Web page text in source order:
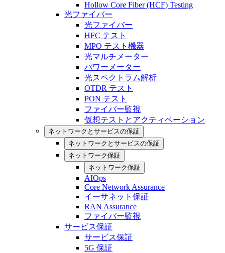
Hollow Core Fiber (HCF) Testing
光ファイバー
光ファイバー
HFC テスト
MPO テスト機器
光マルチメーター
パワーメーター
光スペクトラム解析
OTDR テスト
PON テスト
ファイバー監視
仮想テストとアクティベーション
ネットワークとサービスの保証
ネットワークとサービスの保証
ネットワーク保証
ネットワーク保証
AIOps
Core Network Assurance
イーサネット保証
RAN Assurance
ファイバー監視
サービス保証
サービス保証
5G 保証